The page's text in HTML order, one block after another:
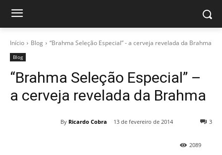
Início Blog “Brahma Seleção Especial” - a cerveja revelada da Brahma
Blog
“Brahma Seleção Especial” –
a cerveja revelada da Brahma
By Ricardo Cobra 13 de fevereiro de 2014 3
2089